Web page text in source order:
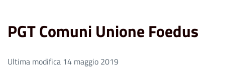
PGT Comuni Unione Foedus
Ultima modifica 14 maggio 2019